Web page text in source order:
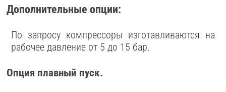
Дополнительные опции:
По запросу компрессоры изготавливаются на
рабочее давление от 5 до 15 бар.
Опция плавный пуск.